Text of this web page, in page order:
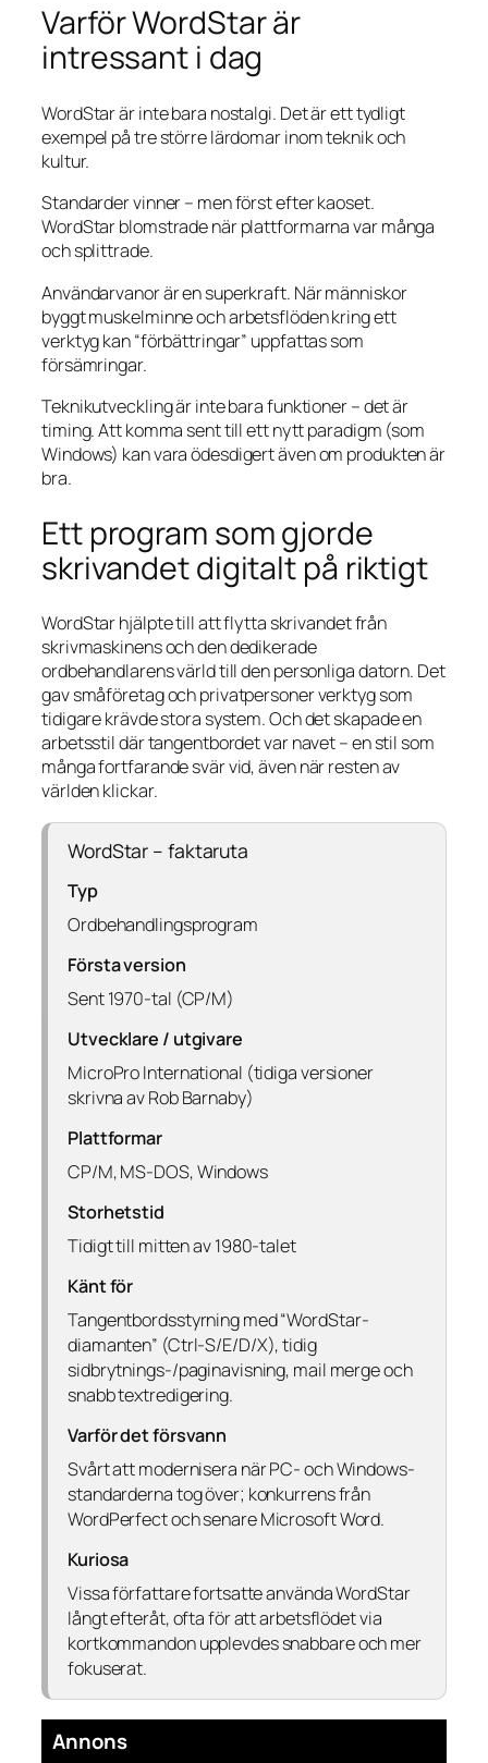
Varför WordStar är
intressant i dag
WordStar är inte bara nostalgi. Det är ett tydligt
exempel på tre större lärdomar inom teknik och
kultur.
Standarder vinner – men först efter kaoset.
WordStar blomstrade när plattformarna var många
och splittrade.
Användarvanor är en superkraft. När människor
byggt muskelminne och arbetsflöden kring ett
verktyg kan “förbättringar” uppfattas som
försämringar.
Teknikutveckling är inte bara funktioner – det är
timing. Att komma sent till ett nytt paradigm (som
Windows) kan vara ödesdigert även om produkten är
bra.
Ett program som gjorde
skrivandet digitalt på riktigt
WordStar hjälpte till att flytta skrivandet från
skrivmaskinens och den dedikerade
ordbehandlarens värld till den personliga datorn. Det
gav småföretag och privatpersoner verktyg som
tidigare krävde stora system. Och det skapade en
arbetsstil där tangentbordet var navet – en stil som
många fortfarande svär vid, även när resten av
världen klickar.
WordStar – faktaruta
Typ
Ordbehandlingsprogram
Första version
Sent 1970-tal (CP/M)
Utvecklare / utgivare
MicroPro International (tidiga versioner
skrivna av Rob Barnaby)
Plattformar
CP/M, MS-DOS, Windows
Storhetstid
Tidigt till mitten av 1980-talet
Känt för
Tangentbordsstyrning med “WordStar-
diamanten” (Ctrl-S/E/D/X), tidig
sidbrytnings-/paginavisning, mail merge och
snabb textredigering.
Varför det försvann
Svårt att modernisera när PC- och Windows-
standarderna tog över; konkurrens från
WordPerfect och senare Microsoft Word.
Kuriosa
Vissa författare fortsatte använda WordStar
långt efteråt, ofta för att arbetsflödet via
kortkommandon upplevdes snabbare och mer
fokuserat.
Annons